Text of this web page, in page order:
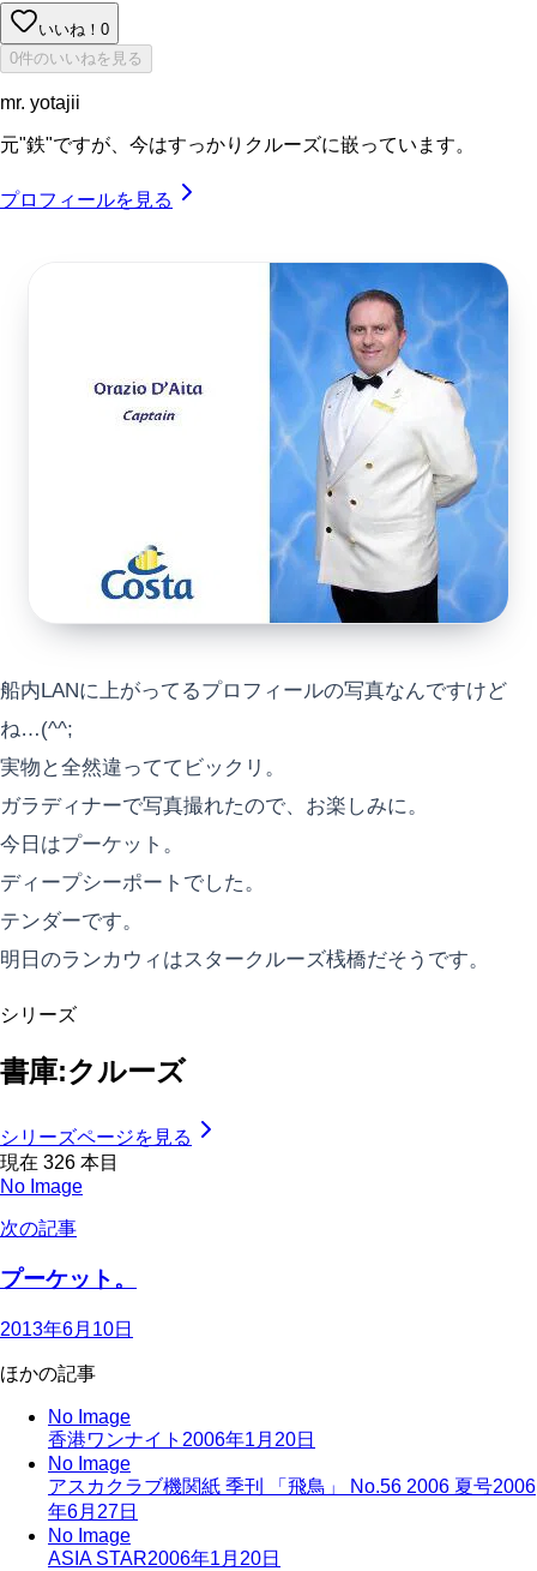
いいね！ 0
0件のいいねを見る
mr. yotajii
元"鉄"ですが、今はすっかりクルーズに嵌っています。
プロフィールを見る
船内LANに上がってるプロフィールの写真なんですけど
ね…(^^;
実物と全然違っててビックリ。
ガラディナーで写真撮れたので、お楽しみに。
今日はプーケット。
ディープシーポートでした。
テンダーです。
明日のランカウィはスタークルーズ桟橋だそうです。
シリーズ
書庫:クルーズ
シリーズページを見る
現在 326 本目
No Image
次の記事
プーケット。
2013年6月10日
ほかの記事
No Image
香港ワンナイト 2006年1月20日
No Image
アスカクラブ機関紙 季刊 「飛鳥」 No.56 2006 夏号2006
年6月27日
No Image
ASIA STAR2006年1月20日